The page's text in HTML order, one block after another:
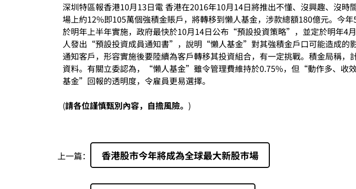
深圳特區報香港10月13日電 香港在2016年10月14日將推出不懂、沒興趣、沒
場上約12%即105萬個強積金賬戶，將轉移到懶人基金，涉款總額180億元。
於明年上半年實施，政府最快於10月14日公布“預設投資策略”，並定於明年4
人發出“預設投資成員通知書”，說明“懶人基金”對其強積金戶口可能造成的
通知客戶，形容實施後要陸續為客戶轉移其投資組合，有一定挑戰。積金局稱
資料。有關立委認為，“懶人基金”雖令管理費維持於0.75%，但“動作多、收
基金”回報的透明度，令雇員更易選擇。
(請各位謹慎甄別內容，自擔風險。 )
上一篇： 香港股市今年將成為全球最大新股巿場